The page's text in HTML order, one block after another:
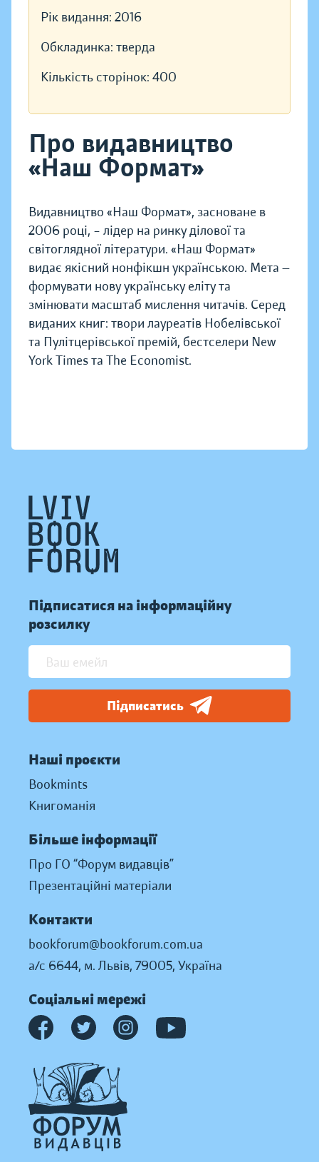
Рік видання: 2016
Обкладинка: тверда
Кількість сторінок: 400
Про видавництво
«Наш Формат»
Видавництво «Наш Формат», засноване в
2006 році, – лідер на ринку ділової та
світоглядної літератури. «Наш Формат»
видає якісний нонфікшн українською. Мета —
формувати нову українську еліту та
змінювати масштаб мислення читачів. Серед
виданих книг: твори лауреатів Нобелівської
та Пулітцерівської премій, бестселери New
York Times та The Economist.
Підписатися на інформаційну
розсилку
Підписатись
Наші проєкти
Bookmints
Книгоманія
Більше інформації
Про ГО “Форум видавців”
Презентаційні матеріали
Контакти
bookforum@bookforum.com.ua
а/с 6644, м. Львів, 79005, Україна
Соціальні мережі